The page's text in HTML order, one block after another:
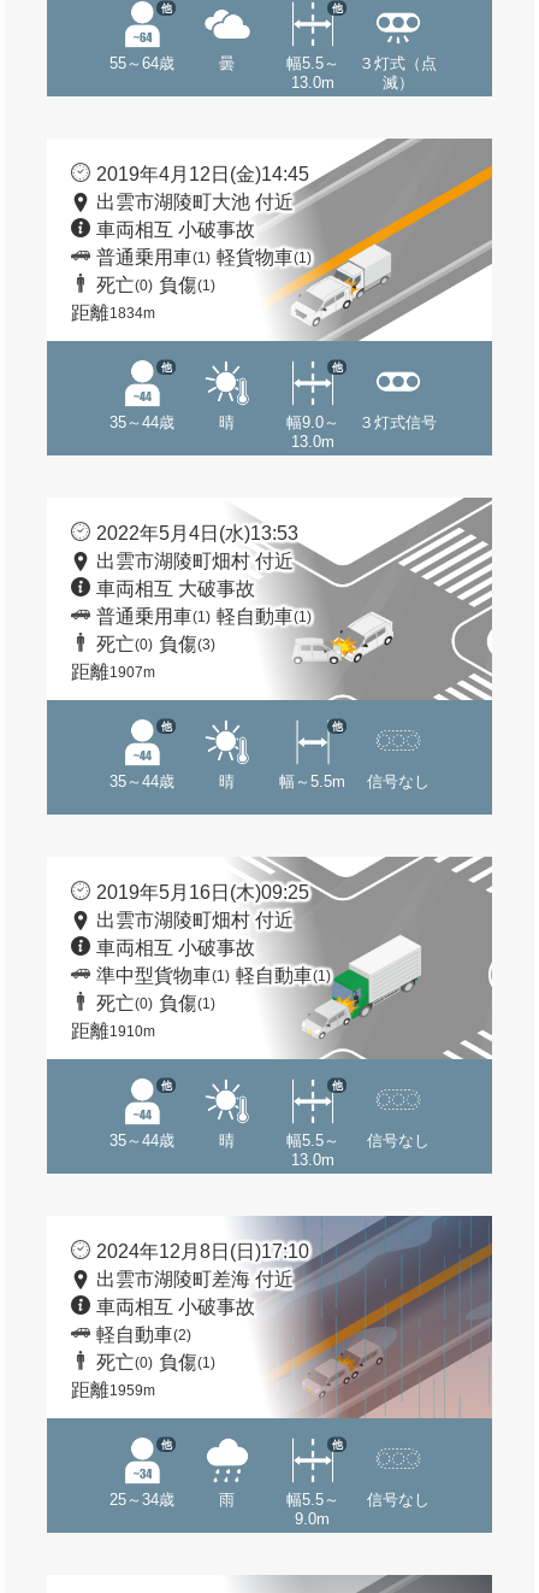
55～64歳
他
曇
幅5.5～
13.0m
他
３灯式（点
滅）
2019年4月12日(金)14:45
出雲市湖陵町大池 付近
車両相互 小破事故
普通乗用車(1) 軽貨物車(1)
死亡(0) 負傷(1)
距離1834m
35～44歳
他
晴
幅9.0～
13.0m
他
３灯式信号
2022年5月4日(水)13:53
出雲市湖陵町畑村 付近
車両相互 大破事故
普通乗用車(1) 軽自動車(1)
死亡(0) 負傷(3)
距離1907m
35～44歳
他
晴 幅～5.5m
他
信号なし
2019年5月16日(木)09:25
出雲市湖陵町畑村 付近
車両相互 小破事故
準中型貨物車(1) 軽自動車(1)
死亡(0) 負傷(1)
距離1910m
35～44歳
他
晴
幅5.5～
13.0m
他
信号なし
2024年12月8日(日)17:10
出雲市湖陵町差海 付近
車両相互 小破事故
軽自動車(2)
死亡(0) 負傷(1)
距離1959m
25～34歳
他
雨
幅5.5～
9.0m
他
信号なし